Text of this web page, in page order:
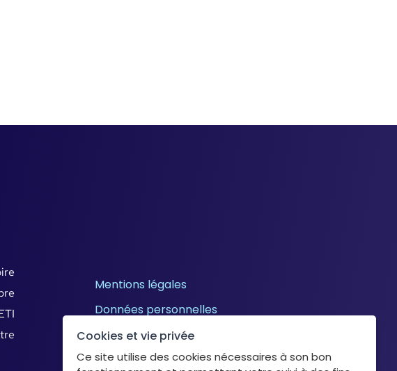
Mentions légales
Données personnelles
Cookies
Cookies et vie privée
Ce site utilise des cookies nécessaires à son bon